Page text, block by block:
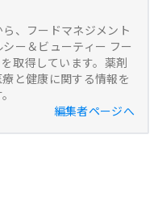
、フードマネジメント
ー＆ビューティー フー
取得しています。薬剤
と健康に関する情報を
編集者ページへ